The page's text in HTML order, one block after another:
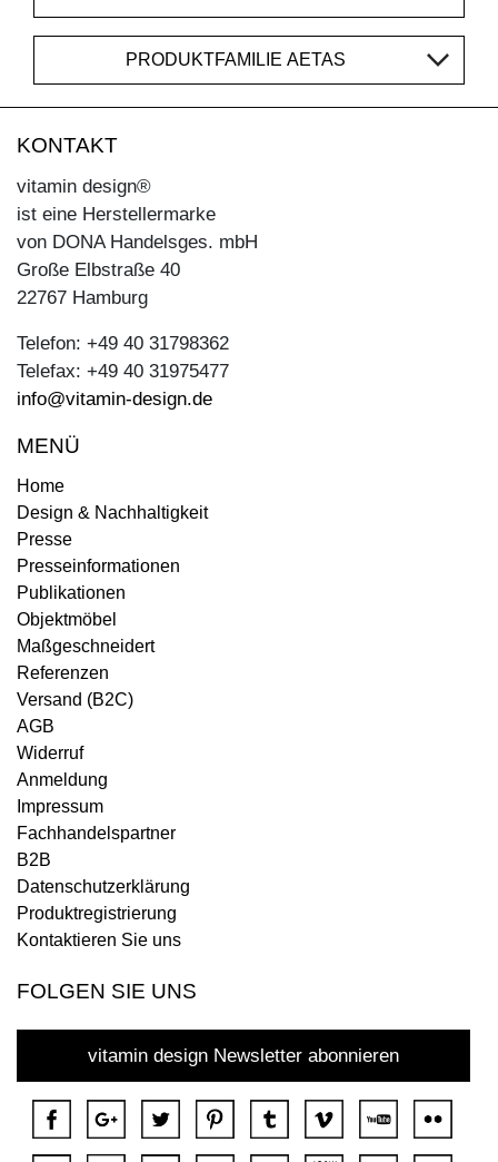
PRODUKTFAMILIE AETAS
KONTAKT
vitamin design®
ist eine Herstellermarke
von DONA Handelsges. mbH
Große Elbstraße 40
22767 Hamburg
Telefon: +49 40 31798362
Telefax: +49 40 31975477
info@vitamin-design.de
MENÜ
Home
Design & Nachhaltigkeit
Presse
Presseinformationen
Publikationen
Objektmöbel
Maßgeschneidert
Referenzen
Versand (B2C)
AGB
Widerruf
Anmeldung
Impressum
Fachhandelspartner
B2B
Datenschutzerklärung
Produktregistrierung
Kontaktieren Sie uns
FOLGEN SIE UNS
vitamin design Newsletter abonnieren